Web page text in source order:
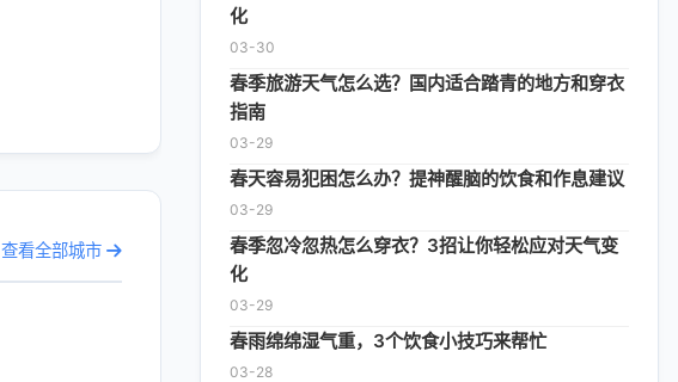
查看全部城市
化
03-30
春季旅游天气怎么选？国内适合踏青的地方和穿衣
指南
03-29
春天容易犯困怎么办？提神醒脑的饮食和作息建议
03-29
春季忽冷忽热怎么穿衣？3招让你轻松应对天气变
化
03-29
春雨绵绵湿气重，3个饮食小技巧来帮忙
03-28